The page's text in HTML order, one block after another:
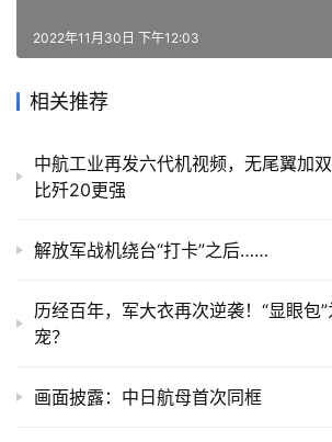
2022年11月30日 下午12:03
相关推荐
中航工业再发六代机视频，无尾翼加
比歼20更强
解放军战机绕台“打卡”之后……
历经百年，军大衣再次逆袭！“显眼包
宠？
画面披露：中日航母首次同框